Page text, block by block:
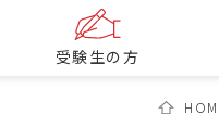
受験生の方